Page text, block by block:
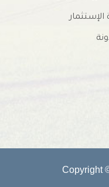
الإستثمار
Copyright